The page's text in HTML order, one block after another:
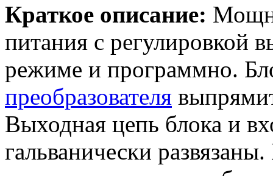
Краткое описание:
питания с регулировкой
режиме и программно.
преобразователя
Выходная цепь блока и
гальванически